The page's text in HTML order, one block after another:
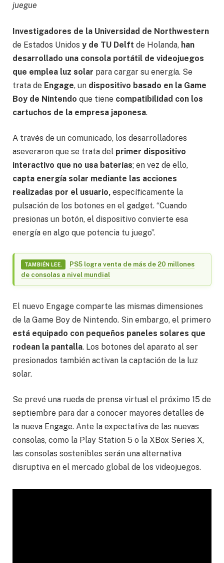
juegue
Investigadores de la Universidad de Northwestern
de Estados Unidos y de TU Delft de Holanda, han
desarrollado una consola portátil de videojuegos
que emplea luz solar para cargar su energía. Se
trata de Engage, un dispositivo basado en la Game
Boy de Nintendo que tiene compatibilidad con los
cartuchos de la empresa japonesa.
A través de un comunicado, los desarrolladores
aseveraron que se trata del primer dispositivo
interactivo que no usa baterías; en vez de ello,
capta energía solar mediante las acciones
realizadas por el usuario, específicamente la
pulsación de los botones en el gadget. “Cuando
presionas un botón, el dispositivo convierte esa
energía en algo que potencia tu juego”.
TAMBIÉN LEE.
PS5 logra venta de más de 20 millones
de consolas a nivel mundial
El nuevo Engage comparte las mismas dimensiones
de la Game Boy de Nintendo. Sin embargo, el primero
está equipado con pequeños paneles solares que
rodean la pantalla. Los botones del aparato al ser
presionados también activan la captación de la luz
solar.
Se prevé una rueda de prensa virtual el próximo 15 de
septiembre para dar a conocer mayores detalles de
la nueva Engage. Ante la expectativa de las nuevas
consolas, como la Play Station 5 o la XBox Series X,
las consolas sostenibles serán una alternativa
disruptiva en el mercado global de los videojuegos.